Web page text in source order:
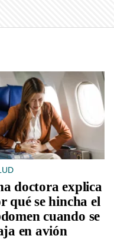
doctora explica
qué se hincha el
cuando se
en avión